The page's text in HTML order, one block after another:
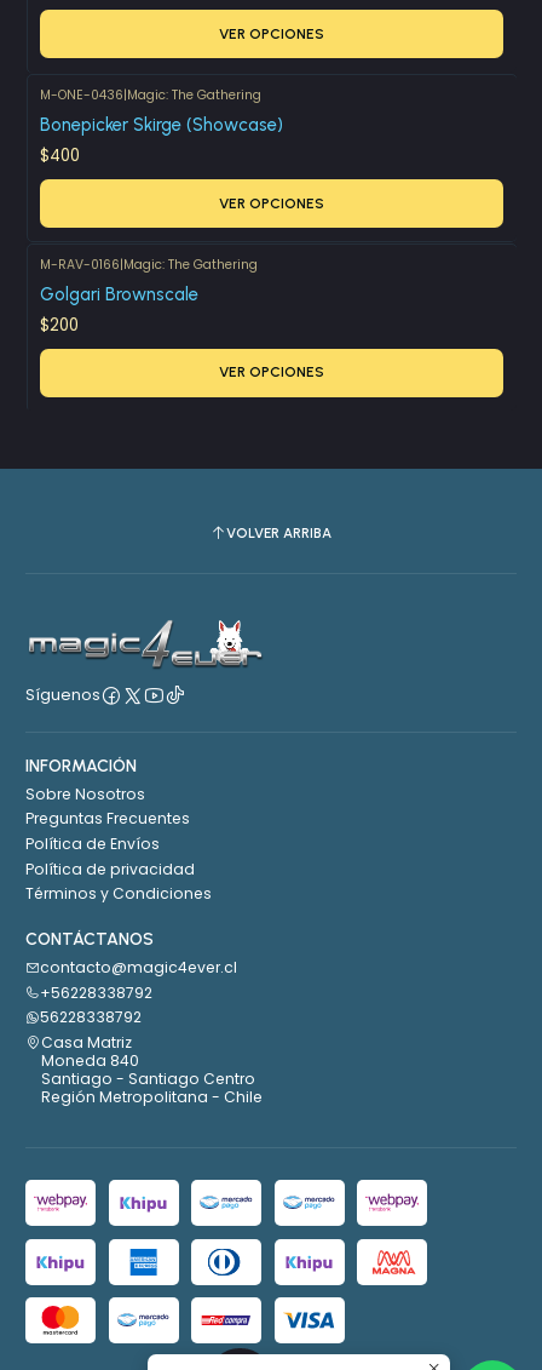
VER OPCIONES
M-ONE-0436|Magic: The Gathering
Bonepicker Skirge (Showcase)
$400
VER OPCIONES
M-RAV-0166|Magic: The Gathering
Golgari Brownscale
$200
VER OPCIONES
VOLVER ARRIBA
Síguenos
INFORMACIÓN
Sobre Nosotros
Preguntas Frecuentes
Política de Envíos
Política de privacidad
Términos y Condiciones
CONTÁCTANOS
contacto@magic4ever.cl
+56228338792
56228338792
Casa Matriz
Moneda 840
Santiago - Santiago Centro
Región Metropolitana - Chile